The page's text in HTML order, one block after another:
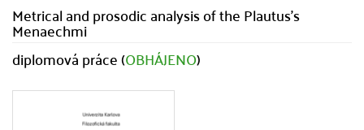
Metrical and prosodic analysis of the Plautus's
Menaechmi
diplomová práce (OBHÁJENO)